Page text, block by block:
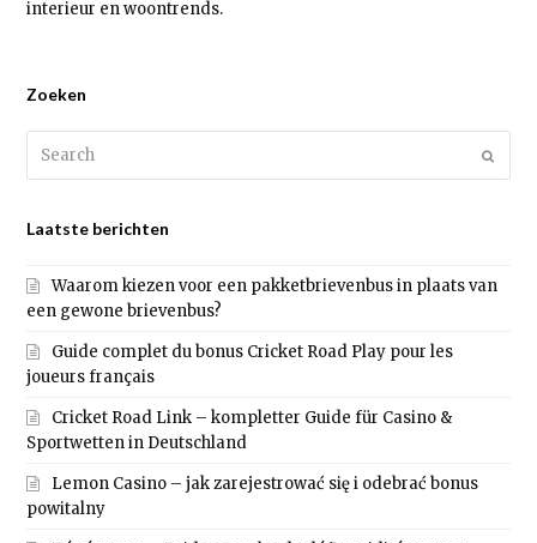
interieur en woontrends.
Zoeken
Laatste berichten
Waarom kiezen voor een pakketbrievenbus in plaats van
een gewone brievenbus?
Guide complet du bonus Cricket Road Play pour les
joueurs français
Cricket Road Link – kompletter Guide für Casino &
Sportwetten in Deutschland
Lemon Casino – jak zarejestrować się i odebrać bonus
powitalny